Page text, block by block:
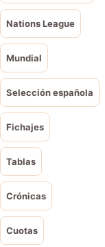
Nations League
Mundial
Selección española
Fichajes
Tablas
Crónicas
Cuotas